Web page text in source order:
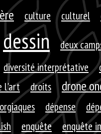
culture culturel
dessin deux
diversité interprétative
l'art droits drone
dépense
enquête enquête